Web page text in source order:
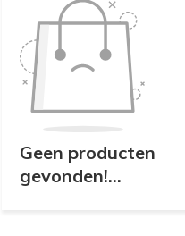
Geen producten
gevonden!...